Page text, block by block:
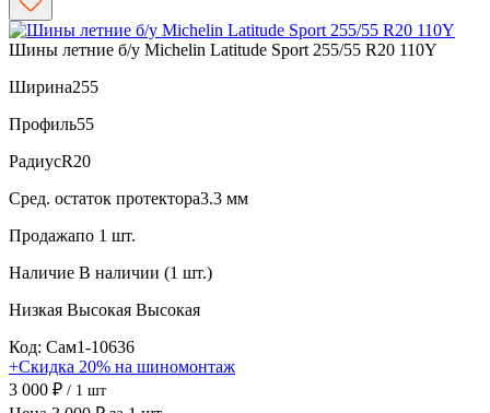
Шины летние б/у Michelin Latitude Sport 255/55 R20 110Y
Ширина255
Профиль55
РадиусR20
Сред. остаток протектора3.3 мм
Продажапо 1 шт.
Наличие В наличии (1 шт.)
Низкая Высокая Высокая
Код: Сам1-10636
+Скидка 20% на шиномонтаж
3 000 ₽ / 1 шт